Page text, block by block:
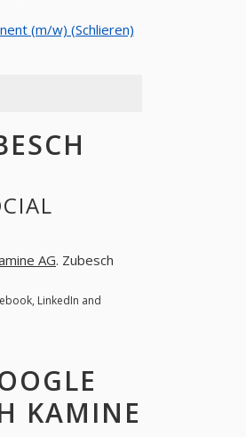
(m/w) (Schlieren)
AG. Zubesch
LinkedIn and
KAMINE